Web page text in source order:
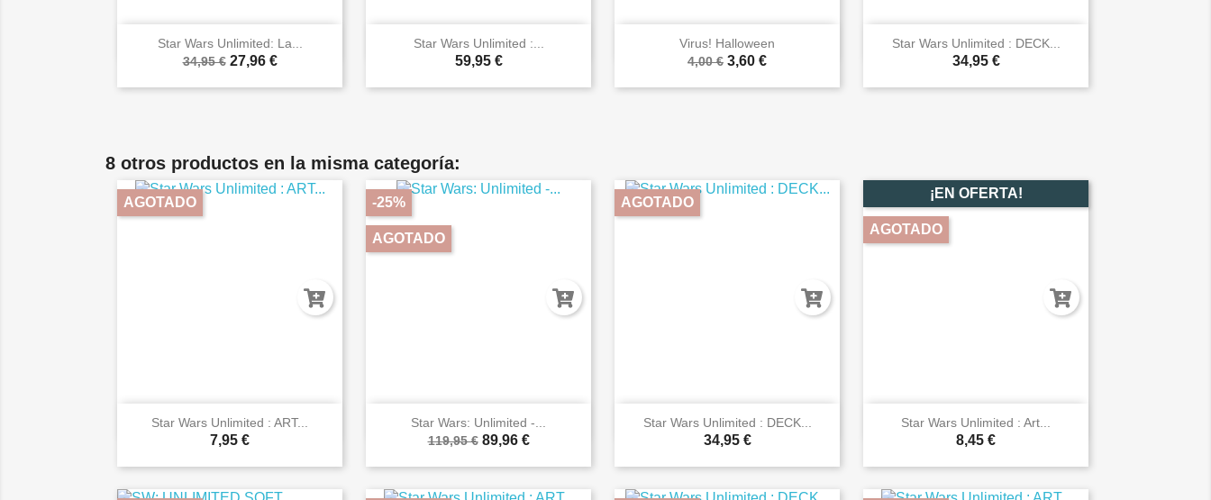
Star Wars Unlimited: La...
34,95 € 27,96 €
Vista rápida Star Wars Unlimited :...
59,95 €
Vista rápida
Virus! Halloween
4,00 € 3,60 €
Vista rápida Star Wars Unlimited : DECK...
34,95 €
Vista rápida
8 otros productos en la misma categoría:
Star Wars Unlimited : ART...
7,95 €
AGOTADO
Vista rápida
Star Wars: Unlimited -...
119,95 € 89,96 €
-25%
AGOTADO
Vista rápida Star Wars Unlimited : DECK...
34,95 €
AGOTADO
Vista rápida Star Wars Unlimited : Art...
8,45 €
¡EN OFERTA!
AGOTADO
Vista rápida